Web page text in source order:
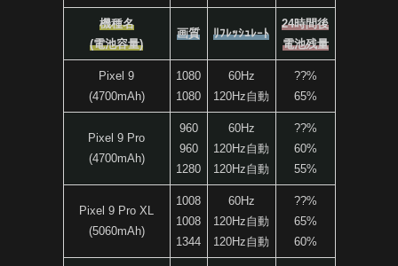
機種名
(電池容量)
画質 ﾘﾌﾚｯｼｭﾚｰﾄ
24時間後
電池残量
Pixel 9
(4700mAh)
1080
1080
60Hz
120Hz自動
??%
65%
Pixel 9 Pro
(4700mAh)
960
960
1280
60Hz
120Hz自動
120Hz自動
??%
60%
55%
Pixel 9 Pro XL
(5060mAh)
1008
1008
1344
60Hz
120Hz自動
120Hz自動
??%
65%
60%